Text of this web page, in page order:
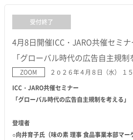
受付終了
4月8日開催ICC・JARO共催セミナ
「グローバル時代の広告自主規制
ZOOM
２０２６年４月８日（水） １
ICC・JARO共催セミナー
「グローバル時代の広告自主規制を考える」
登壇者
○向井育子氏（味の素 理事 食品事業本部マ